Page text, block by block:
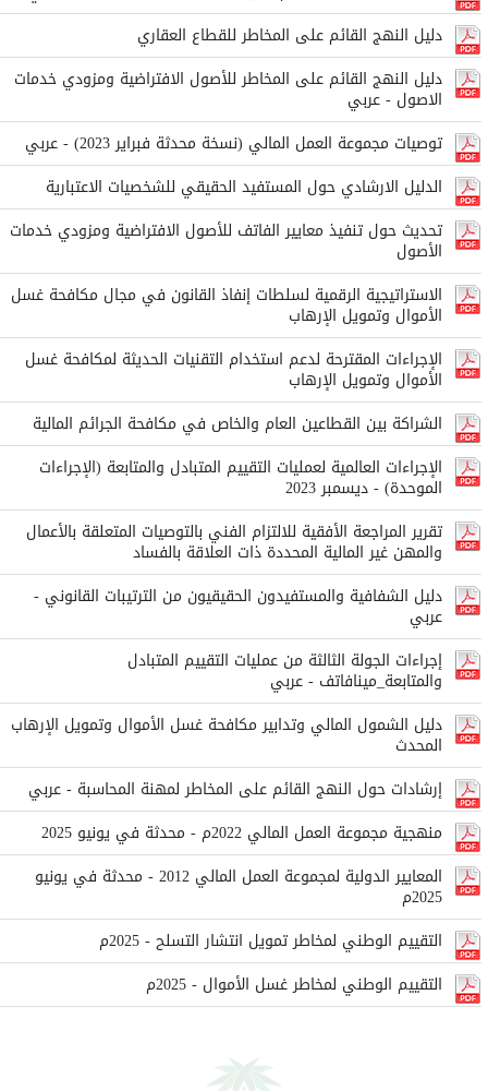
دليل النهج القائم على المخاطر للقطاع العقاري
دليل النهج القائم على المخاطر للأصول الافتراضية ومزودي خدمات
الاصول - عربي
توصيات مجموعة العمل المالي (نسخة محدثة فبراير 2023) - عربي
الدليل الارشادي حول المستفيد الحقيقي للشخصيات الاعتبارية
تحديث حول تنفيذ معايير الفاتف للأصول الافتراضية ومزودي خدمات
الأصول
الاستراتيجية الرقمية لسلطات إنفاذ القانون في مجال مكافحة غسل
الأموال وتمويل الإرهاب
الإجراءات المقترحة لدعم استخدام التقنيات الحديثة لمكافحة غسل
الأموال وتمويل الإرهاب
الشراكة بين القطاعين العام والخاص في مكافحة الجرائم المالية
الإجراءات العالمية لعمليات التقييم المتبادل والمتابعة (الإجراءات
الموحدة) - ديسمبر 2023
تقرير المراجعة الأفقية للالتزام الفني بالتوصيات المتعلقة بالأعمال
والمهن غير المالية المحددة ذات العلاقة بالفساد
دليل الشفافية والمستفيدون الحقيقيون من الترتيبات القانوني -
عربي
إجراءات الجولة الثالثة من عمليات التقييم المتبادل
والمتابعة_مينافاتف - عربي
دليل الشمول المالي وتدابير مكافحة غسل الأموال وتمويل الإرهاب
المحدث
إرشادات حول النهج القائم على المخاطر لمهنة المحاسبة - عربي
منهجية مجموعة العمل المالي 2022م - محدثة في يونيو 2025
المعايير الدولية لمجموعة العمل المالي 2012 - محدثة في يونيو
2025م
التقييم الوطني لمخاطر تمويل انتشار التسلح - 2025م
التقييم الوطني لمخاطر غسل الأموال - 2025م